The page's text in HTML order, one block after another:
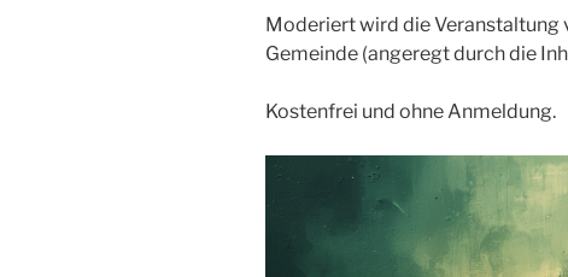
Moderiert wird die Veranstaltung
Gemeinde (angeregt durch die
Kostenfrei und ohne Anmeldung.